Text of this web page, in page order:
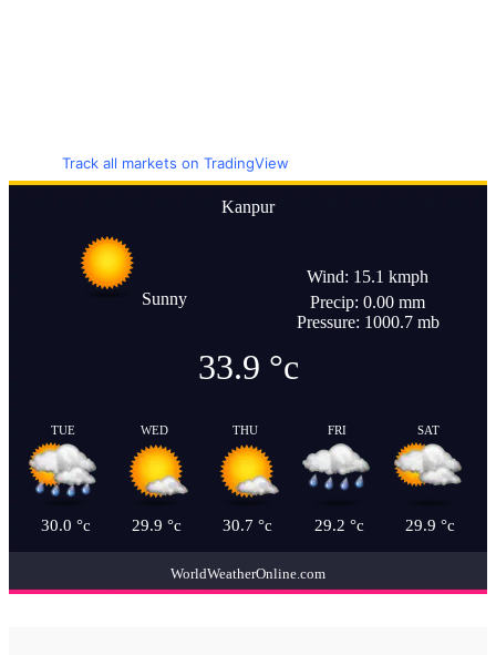
Track all markets on TradingView
Kanpur
Sunny
Wind: 15.1 kmph
Precip: 0.00 mm
Pressure: 1000.7 mb
33.9 °c
TUE
30.0 °c
WED
29.9 °c
THU
30.7 °c
FRI
29.2 °c
SAT
29.9 °c
WorldWeatherOnline.com